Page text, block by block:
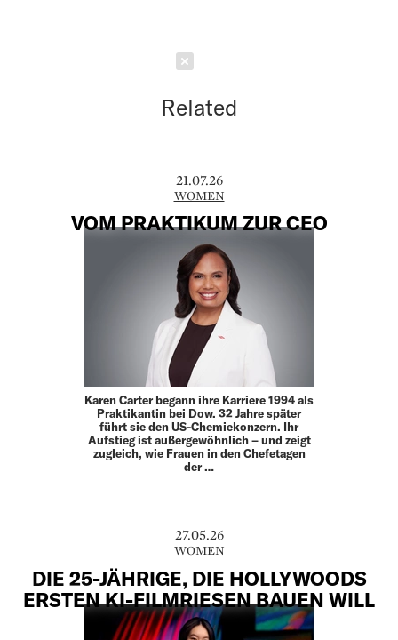
Related
21.07.26
WOMEN
VOM PRAKTIKUM ZUR CEO
Karen Carter begann ihre Karriere 1994 als
Praktikantin bei Dow. 32 Jahre später
führt sie den US-Chemiekonzern. Ihr
Aufstieg ist außergewöhnlich – und zeigt
zugleich, wie Frauen in den Chefetagen
der …
27.05.26
WOMEN
DIE 25-JÄHRIGE, DIE HOLLYWOODS
ERSTEN KI-FILMRIESEN BAUEN WILL